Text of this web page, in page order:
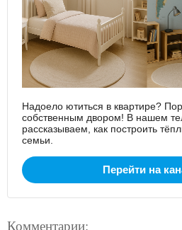
Надоело ютиться в квартире?
собственным двором! В нашем
рассказываем, как построить
семьи.
Перейти на
Комментарии: